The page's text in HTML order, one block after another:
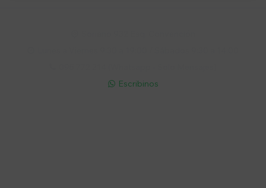
 Escribinos